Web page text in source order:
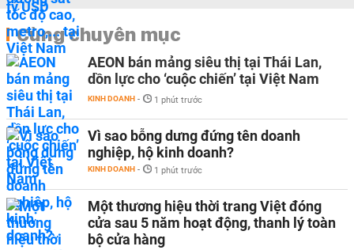
Cùng chuyên mục
AEON bán mảng siêu thị tại Thái Lan,
dồn lực cho ‘cuộc chiến’ tại Việt Nam
KINH DOANH - 1 phút trước
Vì sao bỗng dưng đứng tên doanh
nghiệp, hộ kinh doanh?
KINH DOANH - 1 phút trước
Một thương hiệu thời trang Việt đóng
cửa sau 5 năm hoạt động, thanh lý toàn
bộ cửa hàng